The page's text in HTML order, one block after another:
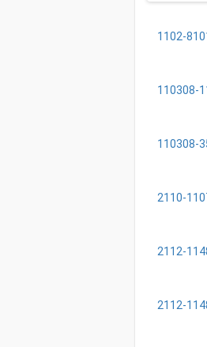
1102-
110308-
110308-
2110-
2112-
2112-